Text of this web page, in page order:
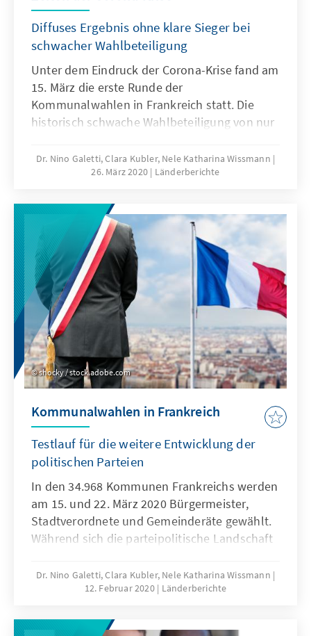
Diffuses Ergebnis ohne klare Sieger bei
schwacher Wahlbeteiligung
Unter dem Eindruck der Corona-Krise fand am
15. März die erste Runde der
Kommunalwahlen in Frankreich statt. Die
historisch schwache Wahlbeteiligung von nur
den 22. März vorgesehene zweite Wahlgang
auf Mitte Juni verschoben wird, löste eine
Wahlgangs aus. Das frankreichweite Ergebnis
der Kommunalwahlen ist indes
erwartungsgemäß diffus und hat weder klare
Sieger noch klare Verlierer hervorgebracht.
Dr. Nino Galetti, Clara Kubler, Nele Katharina Wissmann
26. März 2020
Länderberichte
shocky / stock.adobe.com
Kommunalwahlen in Frankreich
Testlauf für die weitere Entwicklung der
politischen Parteien
In den 34.968 Kommunen Frankreichs werden
am 15. und 22. März 2020 Bürgermeister,
Stadtverordnete und Gemeinderäte gewählt.
Während sich die parteipolitische Landschaft
Kommunalwahlen im Jahr 2014 stark
verändert hat, herrscht auf kommunaler
Franzosen ist mit der Arbeit ihrer
Dr. Nino Galetti, Clara Kubler, Nele Katharina Wissmann
12. Februar 2020
Länderberichte